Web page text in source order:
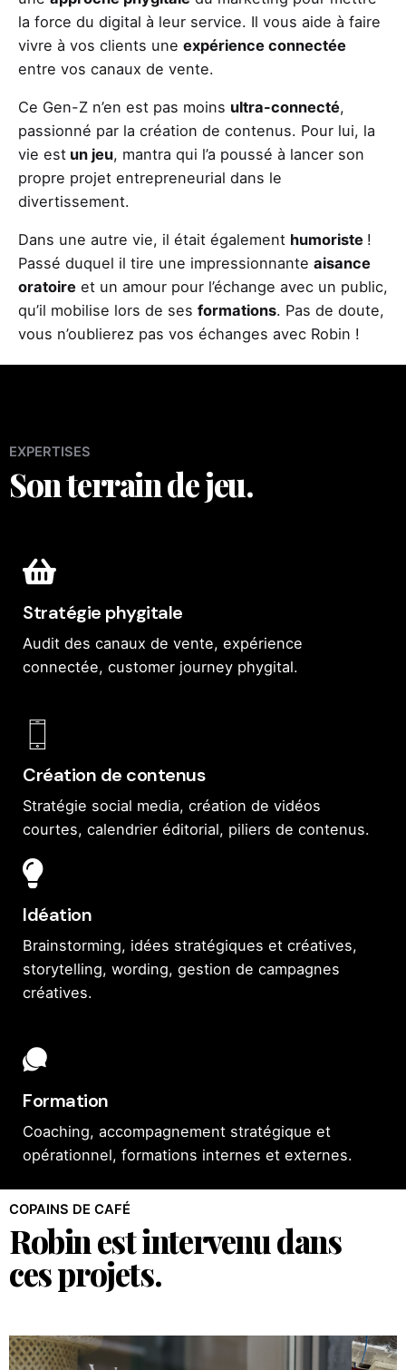
la force du digital à leur service. Il vous aide à faire
vivre à vos clients une expérience connectée
entre vos canaux de vente.
Ce Gen-Z n’en est pas moins ultra-connecté,
passionné par la création de contenus. Pour lui, la
vie est un jeu, mantra qui l’a poussé à lancer son
propre projet entrepreneurial dans le
divertissement.
Dans une autre vie, il était également humoriste !
Passé duquel il tire une impressionnante aisance
oratoire et un amour pour l’échange avec un public,
qu’il mobilise lors de ses formations. Pas de doute,
vous n’oublierez pas vos échanges avec Robin !
EXPERTISES
Son terrain de jeu.
Stratégie phygitale
Audit des canaux de vente, expérience
connectée, customer journey phygital.
Création de contenus
Stratégie social media, création de vidéos
courtes, calendrier éditorial, piliers de contenus.
Idéation
Brainstorming, idées stratégiques et créatives,
storytelling, wording, gestion de campagnes
créatives.
Formation
Coaching, accompagnement stratégique et
opérationnel, formations internes et externes.
COPAINS DE CAFÉ
Robin est intervenu dans
ces projets.